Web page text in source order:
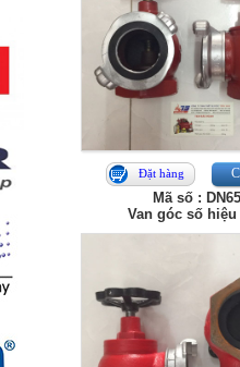
Đặt hàng
Mã số : DN65
Van góc số hiệu